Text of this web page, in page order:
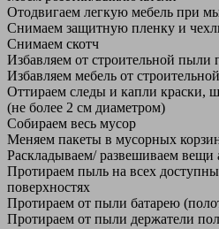
Отодвигаем легкую мебель при
Снимаем защитную пленку и
Снимаем скотч
Избавляем от строительной пыли
Избавляем мебель от
Оттираем следы и капли краски,
(не более 2 см диаметром)
Собираем весь мусор
Меняем пакеты в мусорных
Раскладываем/ развешиваем вещи
Протираем пыль на всех
поверхностях
Протираем от пыли батарею
Протираем от пыли держатели